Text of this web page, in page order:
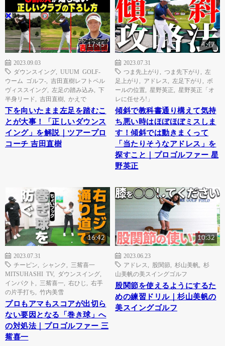
17:45
2023.09.03
ダウンスイング
UUUM GOLF-
ウーム ゴルフ-
吉田直樹レフトペル
ヴィススイング
左足の踏み込み
下
半身リード
吉田直樹 かえで
下を向いたまま左足を踏むこ
とが大事！「正しいダウンス
イング」を解説｜ツアープロ
コーチ 吉田直樹
4:47
2023.07.31
つま先上がり
つま先下がり
左
足上がり
アドレス 左足下がり
ボ
ールの位置
星野英正
星野英正「オ
レに任せろ!」
傾斜で教科書通り構えて気持
ち悪い時はほぼほぼミスしま
す！傾斜では動きまくって
「当たりそうなアドレス」を
探すこと｜プロゴルファー 星
野英正
16:42
2023.07.31
チーピン
シャンク
三觜喜一
MITSUHASHI TV, ダウンスイング
インパクト
三觜喜一 右ひじ
右手
の片手打ち
竹内美雪
プロもアマもスコアが出切ら
ない要因となる「巻き球」へ
の対処法｜プロゴルファー 三
觜喜一
10:32
2023.06.23
アドレス
股関節 杉山美帆
杉
山美帆の美スイングゴルフ
股関節を使えるようにするた
めの練習ドリル｜杉山美帆の
美スイングゴルフ